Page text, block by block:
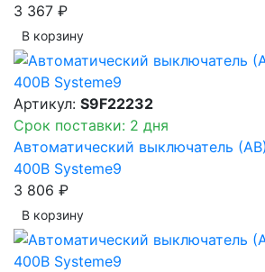
3 367 ₽
В корзинy
Артикул: S9F22232
Срок поставки: 2 дня
Автоматический выключатель
400В Systeme9
3 806 ₽
В корзинy